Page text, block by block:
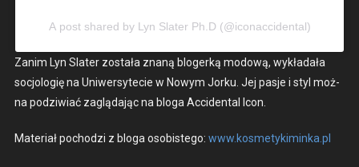
A post shared by Lyn Slater Ph.D (@iconaccidental)
Zan­im Lyn Slater została znaną blogerką mod­ową, wykładała
socjologię na Uni­w­er­syte­cie w Nowym Jorku. Jej pas­je i styl moż­
na podzi­wiać zaglą­da­jąc na blo­ga Acci­den­tal Icon.
Mate­ri­ał pochodzi z blo­ga oso­bis­tego: www.kosmetykiminka.pl